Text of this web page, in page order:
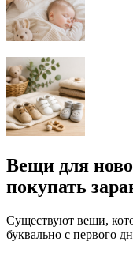
Вещи для
покупать
Существуют вещи,
буквально с первого